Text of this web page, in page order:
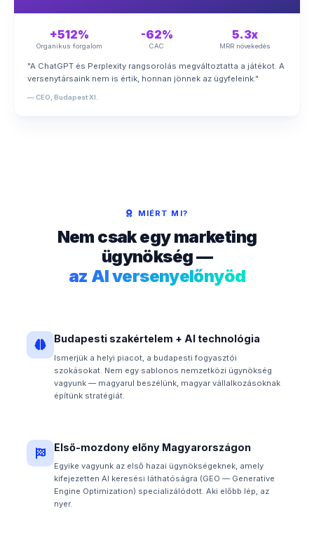
+512%
Organikus forgalom
-62%
CAC
5.3x
MRR növekedés
"A ChatGPT és Perplexity rangsorolás megváltoztatta a játékot. A
versenytársaink nem is értik, honnan jönnek az ügyfeleink."
— CEO, Budapest XI.
MIÉRT MI?
Nem csak egy marketing
ügynökség —
az AI versenyelőnyöd
Budapesti szakértelem + AI technológia
Ismerjük a helyi piacot, a budapesti fogyasztói
szokásokat. Nem egy sablonos nemzetközi ügynökség
vagyunk — magyarul beszélünk, magyar vállalkozásoknak
építünk stratégiát.
Első-mozdony előny Magyarországon
Egyike vagyunk az első hazai ügynökségeknek, amely
kifejezetten AI keresési láthatóságra (GEO — Generative
Engine Optimization) specializálódott. Aki előbb lép, az
nyer.